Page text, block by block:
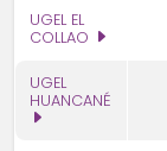
UGEL EL
COLLAO
UGEL
HUANCANÉ